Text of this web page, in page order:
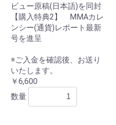
ビュー原稿(日本語)を同封
【購入特典2】 MMAカレ
ンシー(通貨)レポート最新
号を進呈
※ご入金を確認後、お送り
いたします。
￥6,600
数量